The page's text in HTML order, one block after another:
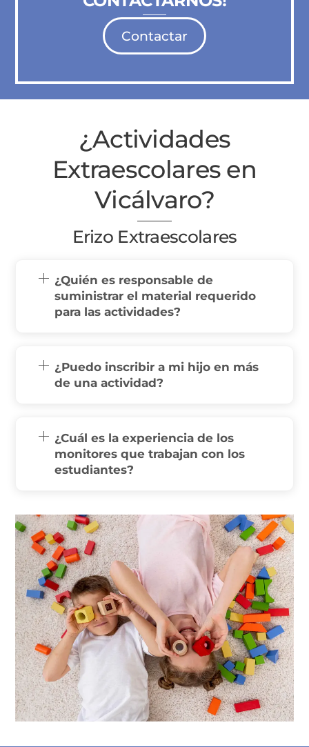
Contactar
¿Actividades
Extraescolares en
Vicálvaro?
Erizo Extraescolares
¿Quién es responsable de
suministrar el material requerido
para las actividades?
¿Puedo inscribir a mi hijo en más
de una actividad?
¿Cuál es la experiencia de los
monitores que trabajan con los
estudiantes?